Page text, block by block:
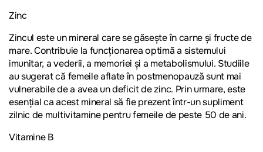
Zinc
Zincul este un mineral care se găsește în carne și fructe de
mare. Contribuie la funcționarea optimă a sistemului
imunitar, a vederii, a memoriei și a metabolismului. Studiile
au sugerat că femeile aflate în postmenopauză sunt mai
vulnerabile de a avea un deficit de zinc. Prin urmare, este
esențial ca acest mineral să fie prezent într-un supliment
zilnic de multivitamine pentru femeile de peste 50 de ani.
Vitamine B